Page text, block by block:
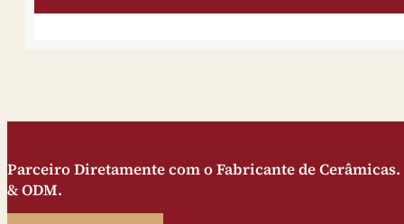
Parceiro Diretamente com o Fabricante de
& ODM.